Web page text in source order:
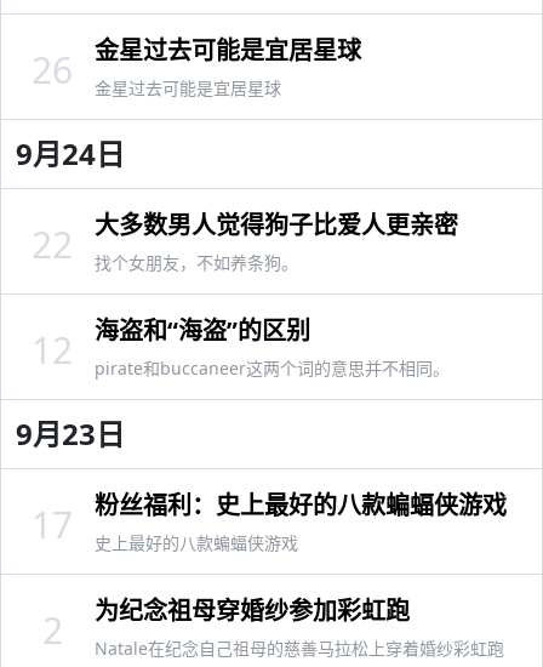
金星过去可能是宜居星球
金星过去可能是宜居星球
26
9月24日
大多数男人觉得狗子比爱人更亲密
找个女朋友，不如养条狗。
22
海盗和“海盗”的区别
pirate和buccaneer这两个词的意思并不相同。
12
9月23日
粉丝福利：史上最好的八款蝙蝠侠游戏
史上最好的八款蝙蝠侠游戏
17
为纪念祖母穿婚纱参加彩虹跑
Natale在纪念自己祖母的慈善马拉松上穿着婚纱彩虹跑
2